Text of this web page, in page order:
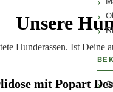
Unsere
Hunderassen. Ist Deine
mit Popart